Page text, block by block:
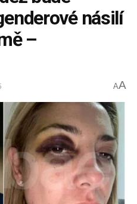
násilí
–
AA